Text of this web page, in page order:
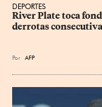
DEPORTES
River Plate toca
derrotas
Por AFP